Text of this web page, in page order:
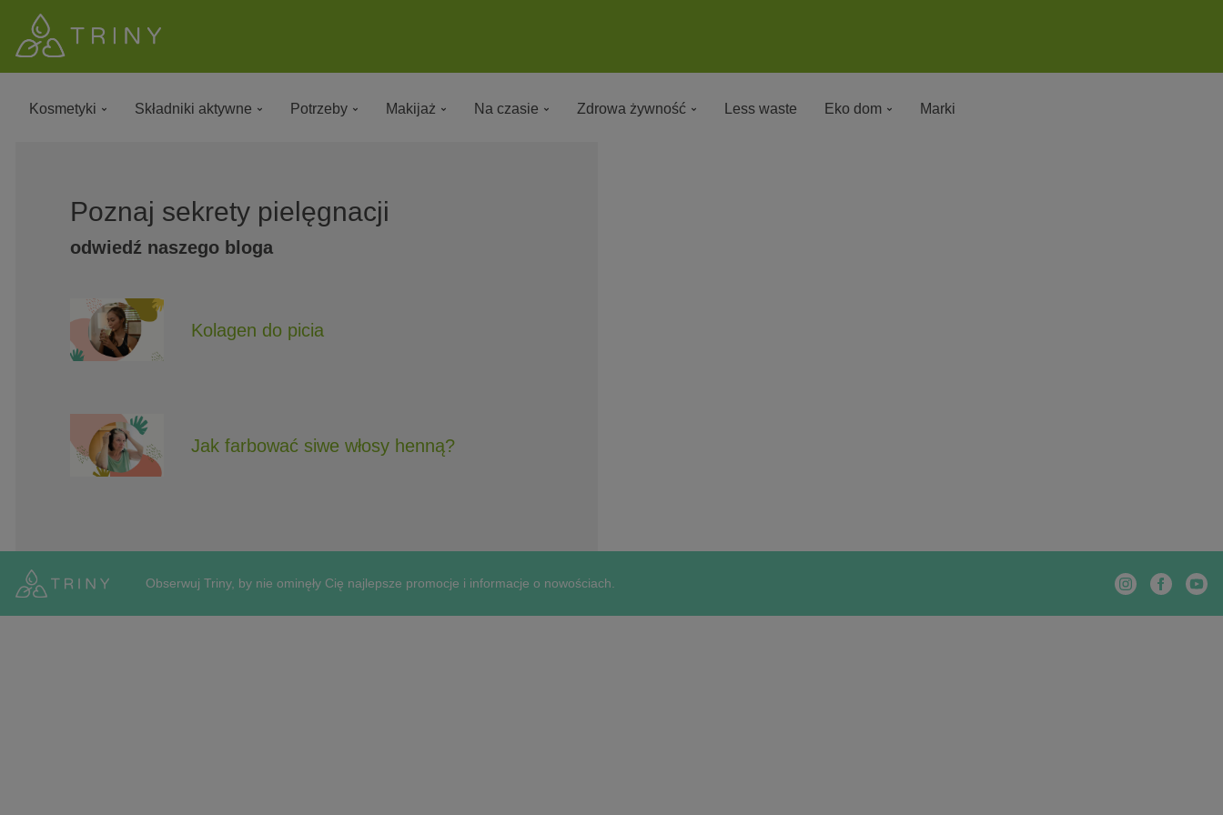
Kosmetyki Składniki aktywne Potrzeby Makijaż Na czasie Zdrowa żywność Less waste Eko dom Marki
Poznaj sekrety pielęgnacji
odwiedź naszego bloga
Kolagen do picia
Jak farbować siwe włosy henną?
Obserwuj Triny, by nie ominęły Cię najlepsze promocje i informacje o nowościach.